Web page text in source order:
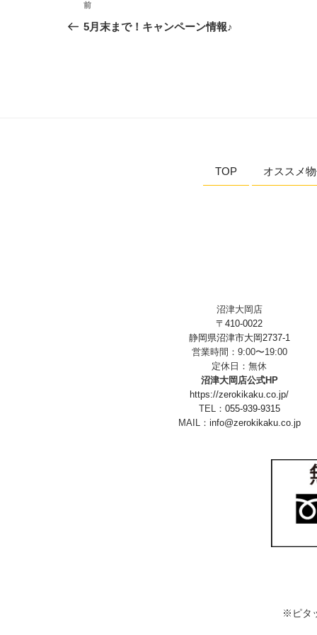
前
5月末まで！キャンペーン情報♪
TOP オススメ
沼津大岡店
〒410-0022
静岡県沼津市大岡2737-1
営業時間：9:00〜19:00
定休日：無休
沼津大岡店公式HP
https://zerokikaku.co.jp/
TEL： 055-939-9315
MAIL： info@zerokikaku.co.jp
※ピタ